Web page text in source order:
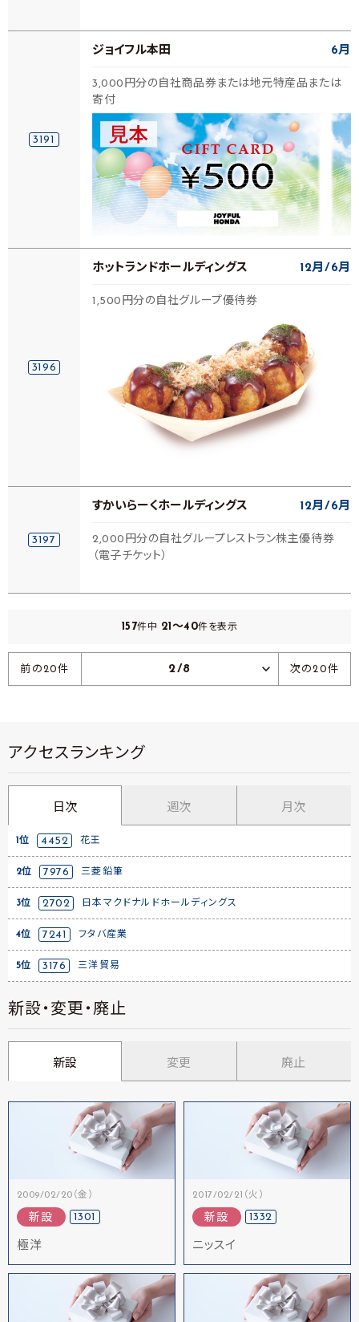
3191
ジョイフル本田 6月
3,000円分の自社商品券または地元特産品または
寄付
3196
ホットランドホールディングス 12月 6月
1,500円分の自社グループ優待券
3197
すかいらーくホールディングス 12月 6月
2,000円分の自社グループレストラン株主優待券
（電子チケット）
157件中 21～40件を表示
前の20件 2/8 次の20件
アクセスランキング
日次 週次 月次
1位 4452 花王
2位 7976 三菱鉛筆
3位 2702 日本マクドナルドホールディングス
4位 7241 フタバ産業
5位 3176 三洋貿易
新設・変更・廃止
新設 変更 廃止
2009/02/20（金）
新設 1301
極洋
2017/02/21（火）
新設 1332
ニッスイ